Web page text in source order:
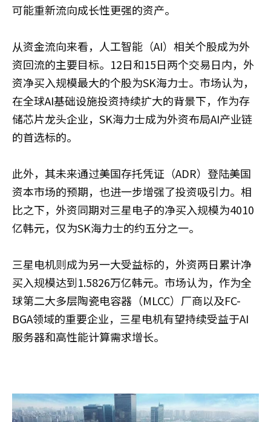
可能重新流向成长性更强的资产。
从资金流向来看，人工智能（AI）相关个股成为外
资回流的主要目标。12日和15日两个交易日内，外
资净买入规模最大的个股为SK海力士。市场认为，
在全球AI基础设施投资持续扩大的背景下，作为存
储芯片龙头企业，SK海力士成为外资布局AI产业链
的首选标的。
此外，其未来通过美国存托凭证（ADR）登陆美国
资本市场的预期，也进一步增强了投资吸引力。相
比之下，外资同期对三星电子的净买入规模为4010
亿韩元，仅为SK海力士的约五分之一。
三星电机则成为另一大受益标的，外资两日累计净
买入规模达到1.5826万亿韩元。市场认为，作为全
球第二大多层陶瓷电容器（MLCC）厂商以及FC-
BGA领域的重要企业，三星电机有望持续受益于AI
服务器和高性能计算需求增长。